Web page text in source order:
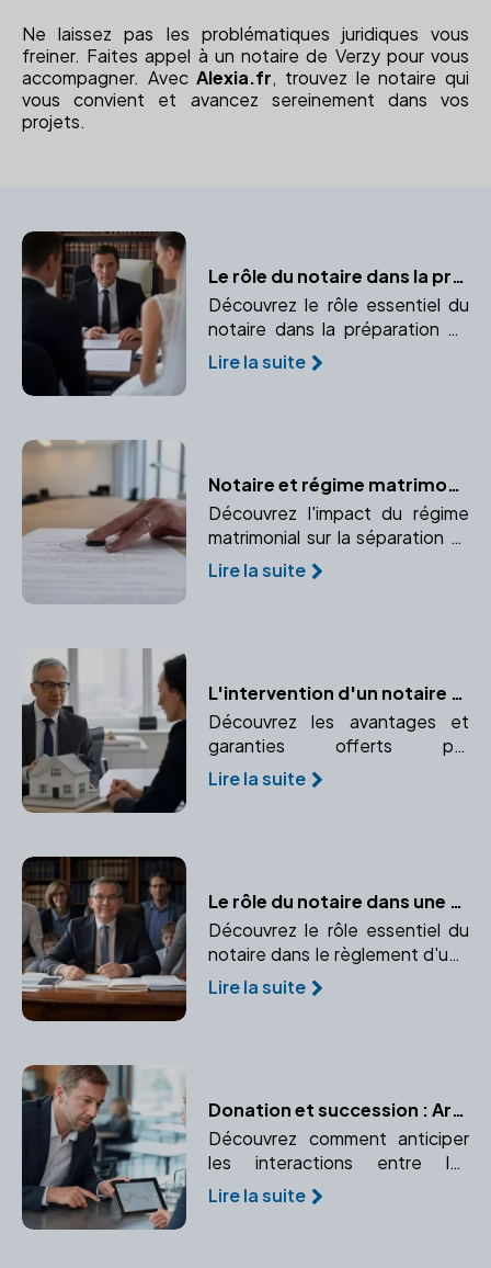
Ne laissez pas les problématiques juridiques vous
freiner. Faites appel à un notaire de Verzy pour vous
accompagner. AvecAlexia.fr, trouvez le notaire qui
vous convient et avancez sereinement dans vos
projets.
Le rôle du notaire dans la préparation du contrat de mariage
Découvrez le rôle essentiel du
notaire dans la préparation de
votre contrat de mariage.
Lire la suite
Notaire et régime matrimonial : Quelles conséquences lors d'un divorce ?
Découvrez l'impact du régime
matrimonial sur la séparation et
comment un notaire peut vous
accompagner dans cette
Lire la suite
L'intervention d'un notaire dans votre projet immobilier : avantages et garanties
Découvrez les avantages et
garanties offerts par
l'intervention d'un notaire dans
votre projet immobilier.
Lire la suite
Le rôle du notaire dans une succession
Découvrez le rôle essentiel du
notaire dans le règlement d'une
succession et pourquoi son
intervention est indispensable
Lire la suite
Donation et succession : Articuler les deux pour une transmission optimale
Découvrez comment anticiper
les interactions entre les
donations effectuées de votre
vivant et votre future
Lire la suite